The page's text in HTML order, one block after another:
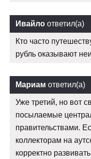
Ивайло ответил(а)
Кто часто
рубль оказывают
Мариам ответил(а)
Уже третий, но вот
посылаемые
правительствами.
коллекторам на
корректно